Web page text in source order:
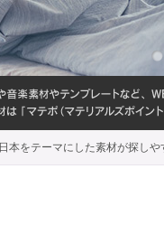
本をテーマにした素材が探しや